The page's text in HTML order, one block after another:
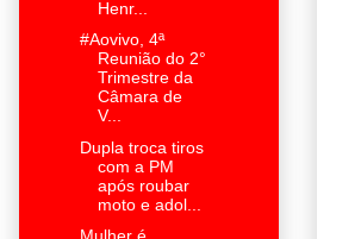
Henr...
#Aovivo, 4ª
Reunião do 2°
Trimestre da
Câmara de
V...
Dupla troca tiros
com a PM
após roubar
moto e adol...